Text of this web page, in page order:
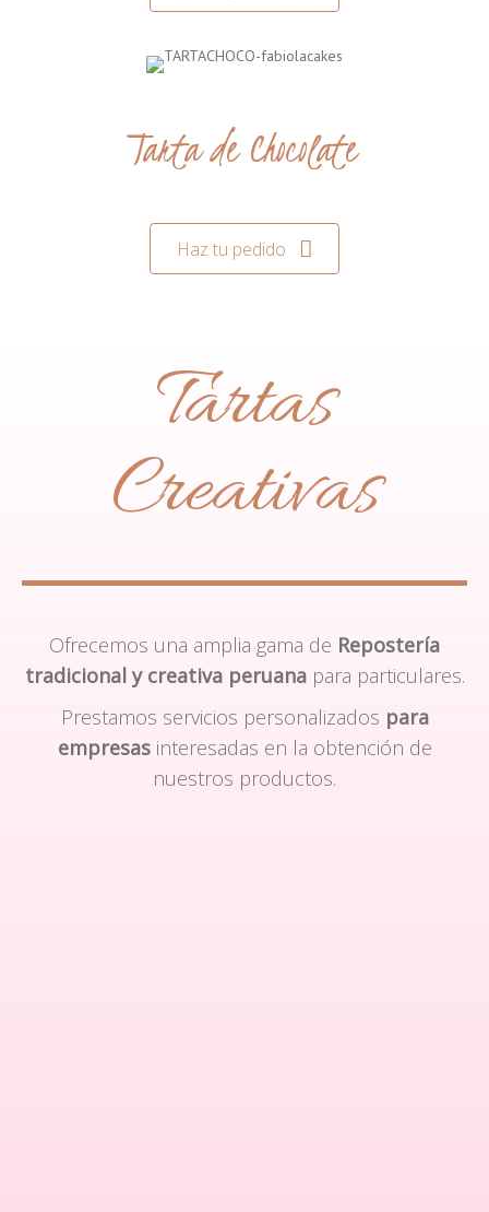
Tarta de Chocolate
Haz tu pedido
Tartas
Creativas
Ofrecemos una amplia gama de Repostería
tradicional y creativa peruanapara particulares.
Prestamos servicios personalizados para
empresasinteresadas en la obtención de
nuestros productos.